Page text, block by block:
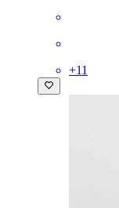
+11